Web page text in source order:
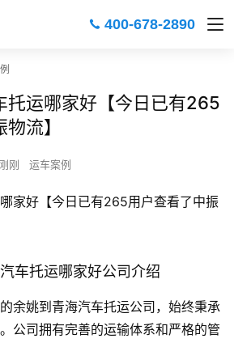
400-678-2890
托运哪家好【今日已有265
流】
刚刚 运车案例
家好【今日已有265用户查看了中振
车托运哪家好公司介绍
余姚到青海汽车托运公司，始终秉承
公司拥有完善的运输体系和严格的管